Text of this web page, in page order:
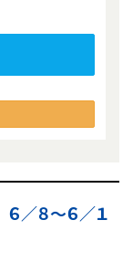
／８〜６／１